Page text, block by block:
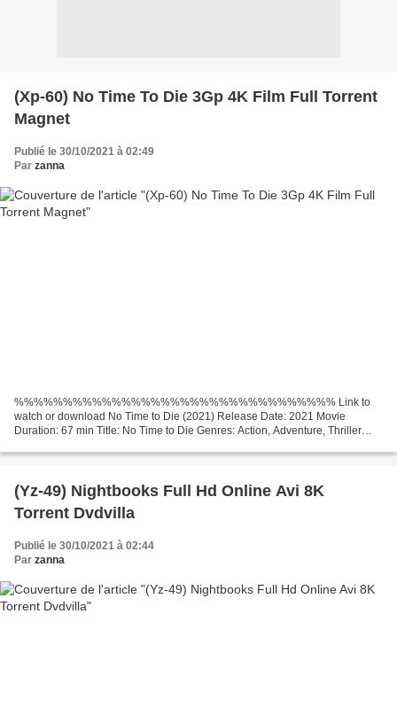
(Xp-60) No Time To Die 3Gp 4K Film Full Torrent
Magnet
Publié le 30/10/2021 à 02:49
Par zanna
%%%%%%%%%%%%%%%%%%%%%%%%%%%%%%%%% Link to
watch or download No Time to Die (2021) Release Date: 2021 Movie
Duration: 67 min Title: No Time to Die Genres: Action, Adventure, Thriller
(Yz-49) Nightbooks Full Hd Online Avi 8K
Torrent Dvdvilla
Publié le 30/10/2021 à 02:44
Par zanna